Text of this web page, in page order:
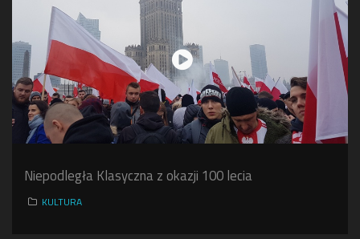
Niepodległa Klasyczna z okazji 100 lecia
KULTURA